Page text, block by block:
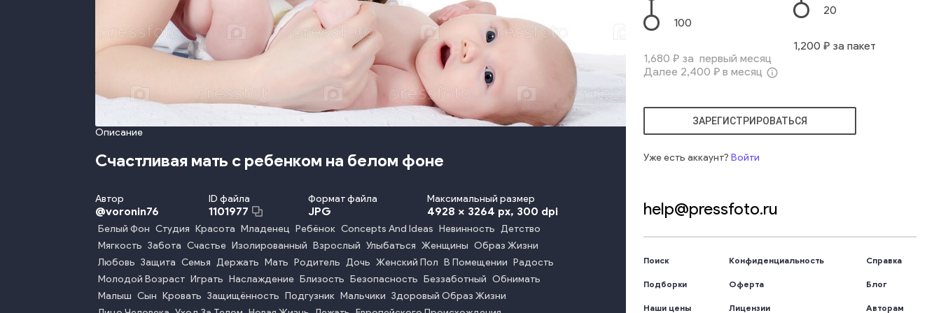
Описание
Счастливая мать с ребенком на белом фоне
Автор
@voronin76
ID файла
1101977
Формат файла
JPG
Максимальный размер
4928 x 3264 px, 300 dpi
Белый Фон Студия Красота Младенец Ребёнок Concepts And Ideas Невинность Детство
Мягкость Забота Счастье Изолированный Взрослый Улыбаться Женщины Образ Жизни
Любовь Защита Семья Держать Мать Родитель Дочь Женский Пол В Помещении Радость
Молодой Возраст Играть Наслаждение Близость Безопасность Беззаботный Обнимать
Малыш Сын Кровать Защищённость Подгузник Мальчики Здоровый Образ Жизни
100
1,680 ₽ за первый месяц
Далее 2,400 ₽ в месяц info_outline
20
1,200 ₽ за пакет
ЗАРЕГИСТРИРОВАТЬСЯ
Уже есть аккаунт? Войти
help@pressfoto.ru
Поиск
Подборки
Наши цены
Конфиденциальность
Оферта
Лицензии
Справка
Блог
Авторам